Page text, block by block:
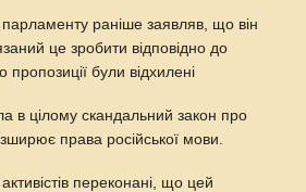
парламенту раніше заявляв, що він
це зробити відповідно до
пропозиції були відхилені
в цілому скандальний закон про
права російської мови.
переконані, що цей